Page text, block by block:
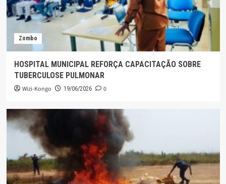
Zombo
HOSPITAL MUNICIPAL REFORÇA CAPACITAÇÃO SOBRE
TUBERCULOSE PULMONAR
Wizi-Kongo 19/06/2026 0